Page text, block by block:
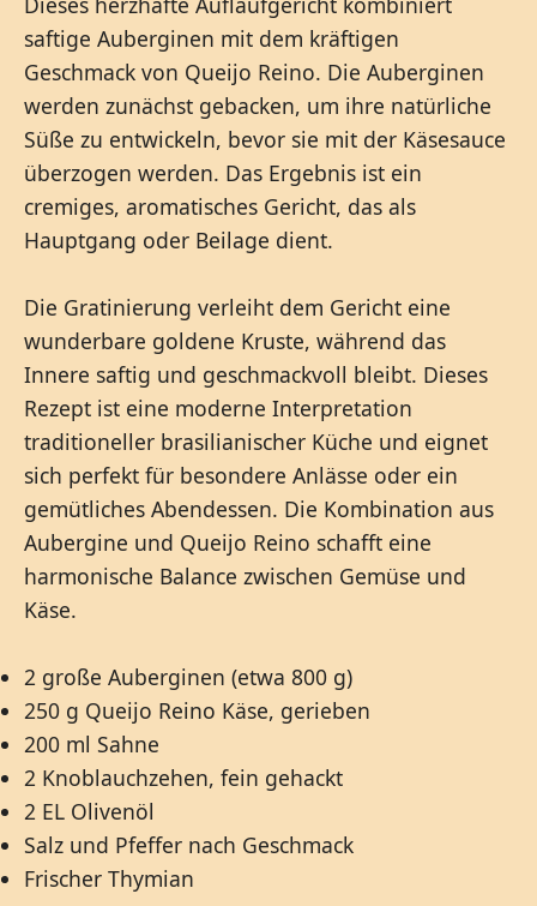
saftige Auberginen mit dem kräftigen
Geschmack von Queijo Reino. Die Auberginen
werden zunächst gebacken, um ihre natürliche
Süße zu entwickeln, bevor sie mit der Käsesauce
überzogen werden. Das Ergebnis ist ein
cremiges, aromatisches Gericht, das als
Hauptgang oder Beilage dient.
Die Gratinierung verleiht dem Gericht eine
wunderbare goldene Kruste, während das
Innere saftig und geschmackvoll bleibt. Dieses
Rezept ist eine moderne Interpretation
traditioneller brasilianischer Küche und eignet
sich perfekt für besondere Anlässe oder ein
gemütliches Abendessen. Die Kombination aus
Aubergine und Queijo Reino schafft eine
harmonische Balance zwischen Gemüse und
Käse.
2 große Auberginen (etwa 800 g)
250 g Queijo Reino Käse, gerieben
200 ml Sahne
2 Knoblauchzehen, fein gehackt
2 EL Olivenöl
Salz und Pfeffer nach Geschmack
Frischer Thymian